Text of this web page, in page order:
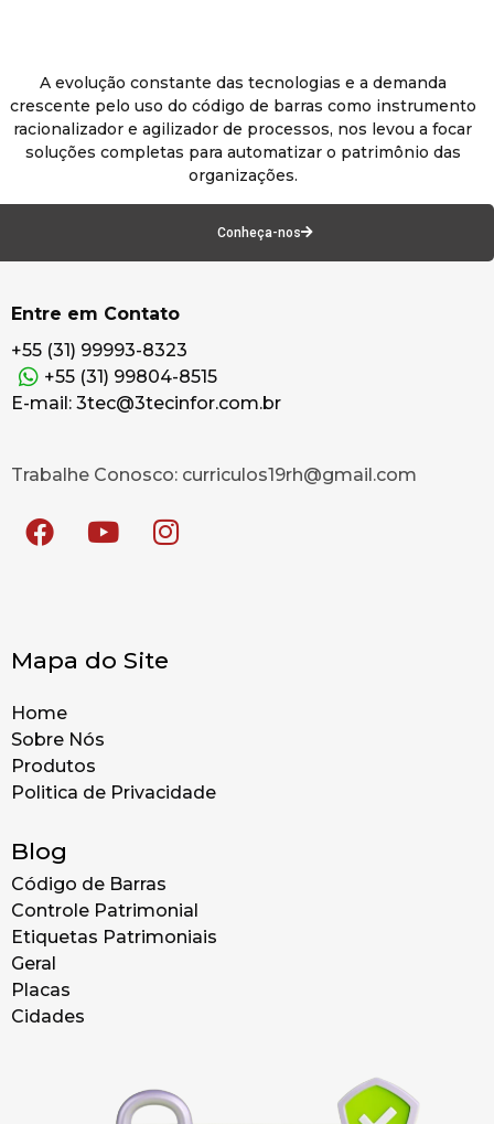
A evolução constante das tecnologias e a demanda
crescente pelo uso do código de barras como instrumento
racionalizador e agilizador de processos, nos levou a focar
soluções completas para automatizar o patrimônio das
organizações.
Conheça-nos
Entre em Contato
+55 (31) 99993-8323
+55 (31) 99804-8515
E-mail: 3tec@3tecinfor.com.br
Trabalhe Conosco: curriculos19rh@gmail.com
Mapa do Site
Home
Sobre Nós
Produtos
Politica de Privacidade
Blog
Código de Barras
Controle Patrimonial
Etiquetas Patrimoniais
Geral
Placas
Cidades